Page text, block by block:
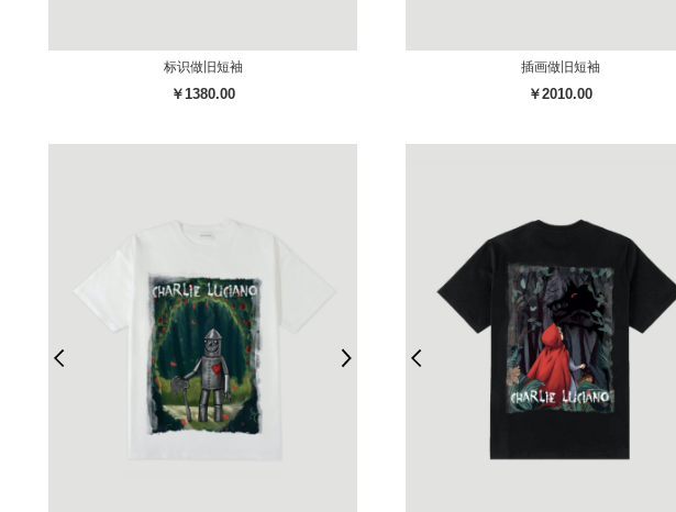
标识做旧短袖
￥1380.00
插画做旧短袖
￥2010.00